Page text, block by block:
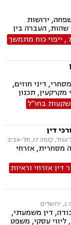
ירושות
שהות, העברה בין
גישור
עסקי, דיני חוזים,
הסכמי ממון,
זכיינות,
, ייפוי כוח מתמשך
דיני חוזים,
מקרקעין, תכנון
פינוי בינוי,
נדל"ן, פינוי
ישראל, צווי
נדל"ן, תמא
בחו"ל
דין
מסחרית, אזרחי
דין אזרחי וראיות
דין משמעתי,
ליווי עסקי, משפט